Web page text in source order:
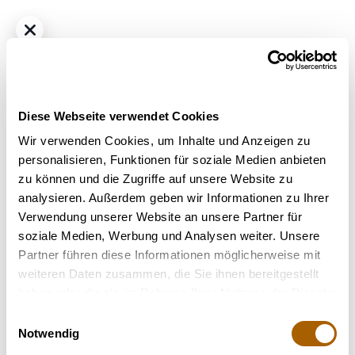
Diese Webseite verwendet Cookies
Wir verwenden Cookies, um Inhalte und Anzeigen zu
personalisieren, Funktionen für soziale Medien anbieten
zu können und die Zugriffe auf unsere Website zu
analysieren. Außerdem geben wir Informationen zu Ihrer
Verwendung unserer Website an unsere Partner für
soziale Medien, Werbung und Analysen weiter. Unsere
Partner führen diese Informationen möglicherweise mit
weiteren Daten zusammen, die Sie ihnen bereitgestellt
Notwendig
Hybrid THC1% CBD25%
Somai 25:1 Cannabisextrakt
Bestrahlung: Unbestrahlt
Strain: Mac 22
Terpene: Beta-Caryophyllen, Limonen
30 Ml